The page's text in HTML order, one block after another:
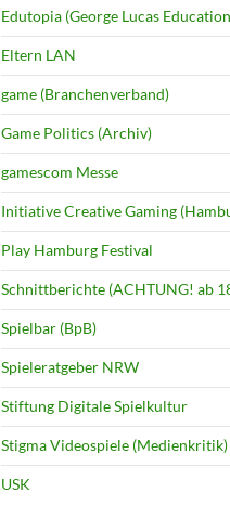
Edutopia (George Lucas
Eltern LAN
game (Branchenverband)
Game Politics (Archiv)
gamescom Messe
Initiative Creative Gaming
Play Hamburg Festival
Schnittberichte (ACHTUNG! ab
Spielbar (BpB)
Spieleratgeber NRW
Stiftung Digitale Spielkultur
Stigma Videospiele (Medienkritik)
USK